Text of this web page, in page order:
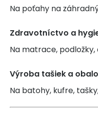
Na poťahy na
Zdravotníctvo a
Na matrace,
Výroba tašiek a
Na batohy, kufre,